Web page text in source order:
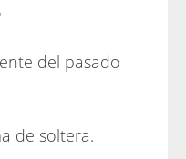
del pasado
de soltera.